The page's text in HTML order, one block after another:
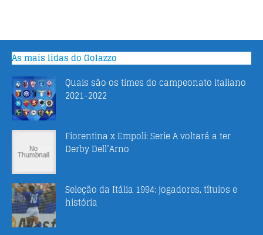
As mais lidas do Golazzo
Quais são os times do campeonato italiano
2021-2022
Fiorentina x Empoli: Serie A voltará a ter
Derby Dell’Arno
Seleção da Itália 1994: jogadores, títulos e
história